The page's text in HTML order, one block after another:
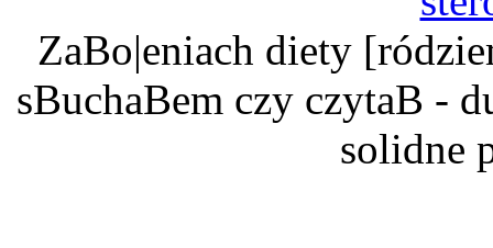
ZaBo|eniach diety
sBuchaBem czy czytaB -
solidne